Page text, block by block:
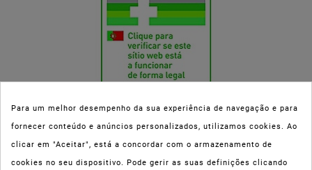
Esta parafarmácia (Farmaoli) encontra-se autorizada pelo INFARMED
(registo nº 00078/2020) para a dispensa de Medicamentos Não
Para um melhor desempenho da sua experiência de navegação e para
fornecer conteúdo e anúncios personalizados, utilizamos cookies. Ao
clicar em "Aceitar", está a concordar com o armazenamento de
cookies no seu dispositivo. Pode gerir as suas definições clicando